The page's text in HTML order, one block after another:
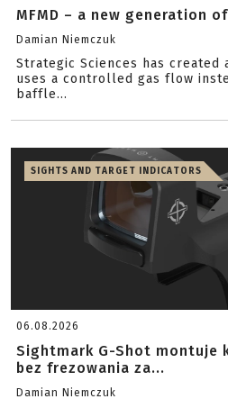
MFMD – a new generation
Damian Niemczuk
Strategic Sciences has created
uses a controlled gas flow
baffle...
SIGHTS AND TARGET INDICATORS
06.08.2026
Sightmark G-Shot montuje
bez frezowania za...
Damian Niemczuk